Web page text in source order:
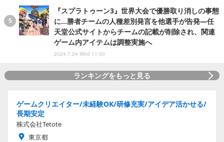
『スプラトゥーン3』世界大会で優勝取り消しの事態
に…勝者チームの人種差別発言を他選手が告発―任
天堂公式サイトからチームの記載が削除され、関連
ゲーム内アイテムは調整実施へ
2024.7.24 Wed 11:50
ランキングをもっと見る
ゲームクリエイター/未経験OK/研修充実/アイデア活かせる/
長期安定
株式会社Tetote
東京都